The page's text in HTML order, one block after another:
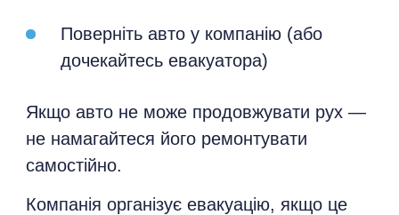
Поверніть авто у компанію (або
дочекайтесь евакуатора)
Якщо авто не може продовжувати рух —
не намагайтеся його ремонтувати
самостійно.
Компанія організує евакуацію, якщо це